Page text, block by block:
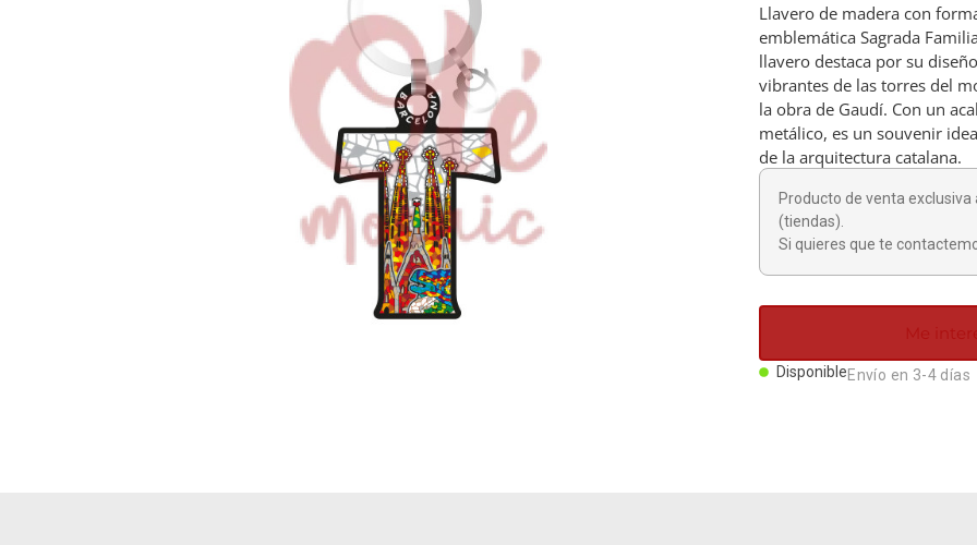
Llavero de madera con
emblemática Sagrada
llavero destaca por su
vibrantes de las torres del
la obra de Gaudí. Con un
metálico, es un souvenir
de la arquitectura catalana.
Producto de venta exclusiva
(tiendas).
Si quieres que te
Me
DisponibleEnvío en 3-4 días